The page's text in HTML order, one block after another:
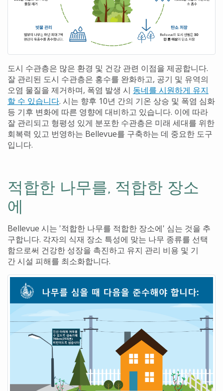
도시 수관층은 많은 환경 및 건강 관련 이점을 제공합니다.
잘 관리된 도시 수관층은 홍수를 완화하고, 공기 및 유역의
오염 물질을 제거하며, 폭염 발생 시 동네를 시원하게 유지
할 수 있습니다. 시는 향후 10년 간의 기온 상승 및 폭염 심화
등 기후 변화에 따른 영향에 대비하고 있습니다. 이에 따라
잘 관리되고 형평성 있게 분포한 수관층은 미래 세대를 위한
회복력 있고 번영하는 Bellevue를 구축하는 데 중요한 도구
입니다.
적합한 나무를, 적합한 장소
에
Bellevue 시는 '적합한 나무를 적합한 장소에' 심는 것을 추
구합니다. 각자의 식재 장소 특성에 맞는 나무 종류를 선택
함으로써 건강한 성장을 촉진하고 유지 관리 비용 및 기
간시설 피해를 최소화합니다.